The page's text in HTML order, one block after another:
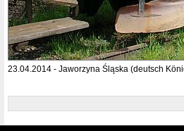
23.04.2014 - Jaworzyna Śląska (deutsch